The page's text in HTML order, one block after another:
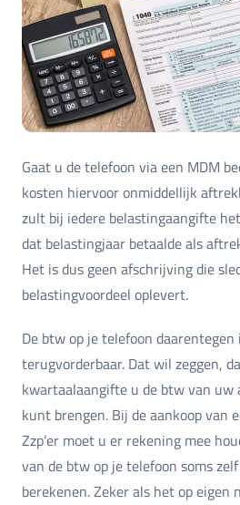
Gaat u de telefoon via een MDM
kosten hiervoor onmiddellijk
zult bij iedere belastingaangifte
dat belastingjaar betaalde als
Het is dus geen afschrijving die
belastingvoordeel oplevert.
De btw op je telefoon
terugvorderbaar. Dat wil zeggen,
kwartaalaangifte u de btw van uw
kunt brengen. Bij de aankoop van
Zzp’er moet u er rekening mee
van de btw op je telefoon soms
berekenen. Zeker als het op eigen